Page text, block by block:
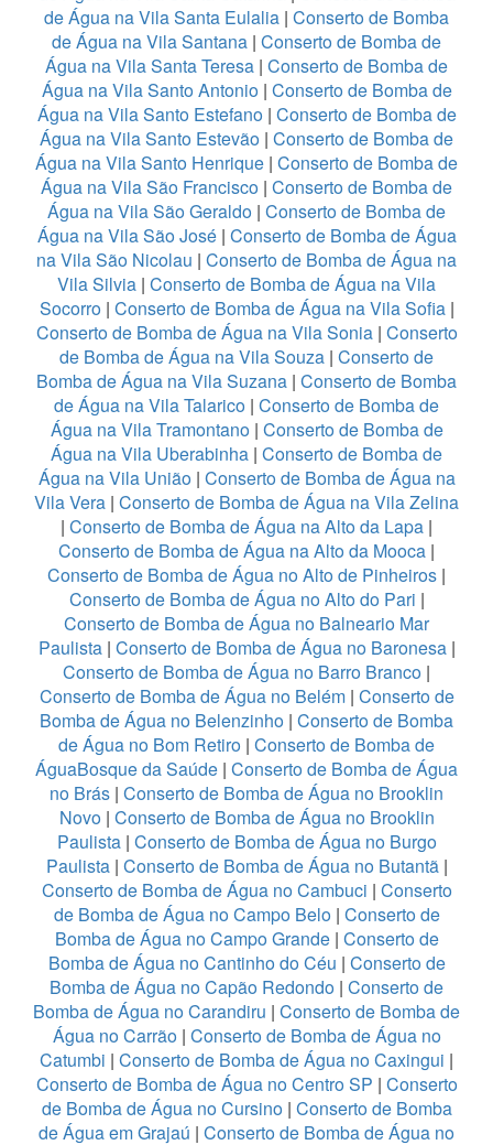
de Água na Vila Santa Eulalia | Conserto de Bomba
de Água na Vila Santana | Conserto de Bomba de
Água na Vila Santa Teresa | Conserto de Bomba de
Água na Vila Santo Antonio| Conserto de Bomba de
Água na Vila Santo Estefano| Conserto de Bomba de
Água na Vila Santo Estevão | Conserto de Bomba de
Água na Vila Santo Henrique | Conserto de Bomba de
Água na Vila São Francisco | Conserto de Bomba de
Água na Vila São Geraldo | Conserto de Bomba de
Água na Vila São José| Conserto de Bomba de Água
na Vila São Nicolau | Conserto de Bomba de Água na
Vila Silvia | Conserto de Bomba de Água na Vila
Socorro| Conserto de Bomba de Água na Vila Sofia|
Conserto de Bomba de Água na Vila Sonia| Conserto
de Bomba de Água na Vila Souza | Conserto de
Bomba de Água na Vila Suzana | Conserto de Bomba
de Água na Vila Talarico | Conserto de Bomba de
Água na Vila Tramontano| Conserto de Bomba de
Água na Vila Uberabinha | Conserto de Bomba de
Água na Vila União| Conserto de Bomba de Água na
Vila Vera | Conserto de Bomba de Água na Vila Zelina
| Conserto de Bomba de Água na Alto da Lapa |
Conserto de Bomba de Água na Alto da Mooca |
Conserto de Bomba de Água no Alto de Pinheiros |
Conserto de Bomba de Água no Alto do Pari |
Conserto de Bomba de Água no Balneario Mar
Paulista| Conserto de Bomba de Água no Baronesa|
Conserto de Bomba de Água no Barro Branco |
Conserto de Bomba de Água no Belém| Conserto de
Bomba de Água no Belenzinho | Conserto de Bomba
de Água no Bom Retiro | Conserto de Bomba de
ÁguaBosque da Saúde | Conserto de Bomba de Água
no Brás | Conserto de Bomba de Água no Brooklin
Novo| Conserto de Bomba de Água no Brooklin
Paulista| Conserto de Bomba de Água no Burgo
Paulista| Conserto de Bomba de Água no Butantã|
Conserto de Bomba de Água no Cambuci | Conserto
de Bomba de Água no Campo Belo| Conserto de
Bomba de Água no Campo Grande| Conserto de
Bomba de Água no Cantinho do Céu | Conserto de
Bomba de Água no Capão Redondo | Conserto de
Bomba de Água no Carandiru | Conserto de Bomba de
Água no Carrão| Conserto de Bomba de Água no
Catumbi | Conserto de Bomba de Água no Caxingui |
Conserto de Bomba de Água no Centro SP | Conserto
de Bomba de Água no Cursino| Conserto de Bomba
de Água em Grajaú | Conserto de Bomba de Água no